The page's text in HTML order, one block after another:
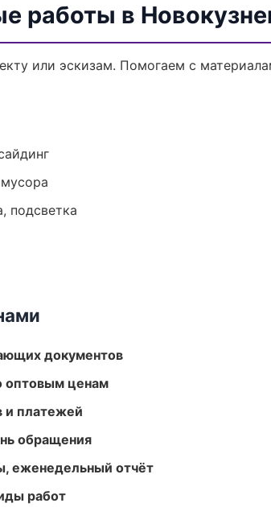
работы в
или эскизам. Помогаем с
подсветка
документов
оптовым ценам
и платежей
обращения
еженедельный отчёт
работ